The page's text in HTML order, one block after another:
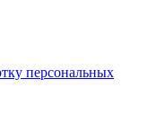
персональных